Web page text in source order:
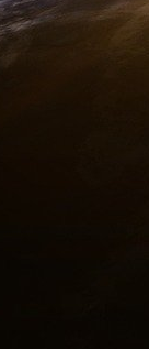
Un avocat